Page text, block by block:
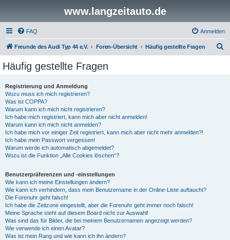
www.langzeitauto.de
FAQ Anmelden
Freunde des Audi Typ 44 e.V. Foren-Übersicht Häufig gestellte Fragen
Häufig gestellte Fragen
Registrierung und Anmeldung
Wozu muss ich mich registrieren?
Was ist COPPA?
Warum kann ich mich nicht registrieren?
Ich habe mich registriert, kann mich aber nicht anmelden!
Warum kann ich mich nicht anmelden?
Ich habe mich vor einiger Zeit registriert, kann mich aber nicht mehr anmelden?!
Ich habe mein Passwort vergessen!
Warum werde ich automatisch abgemeldet?
Wozu ist die Funktion „Alle Cookies löschen“?
Benutzerpräferenzen und -einstellungen
Wie kann ich meine Einstellungen ändern?
Wie kann ich verhindern, dass mein Benutzername in der Online-Liste auftaucht?
Die Forenuhr geht falsch!
Ich habe die Zeitzone eingestellt, aber die Forenuhr geht immer noch falsch!
Meine Sprache steht auf diesem Board nicht zur Auswahl!
Was sind das für Bilder, die bei meinem Benutzernamen angezeigt werden?
Wie verwende ich einen Avatar?
Was ist mein Rang und wie kann ich ihn ändern?